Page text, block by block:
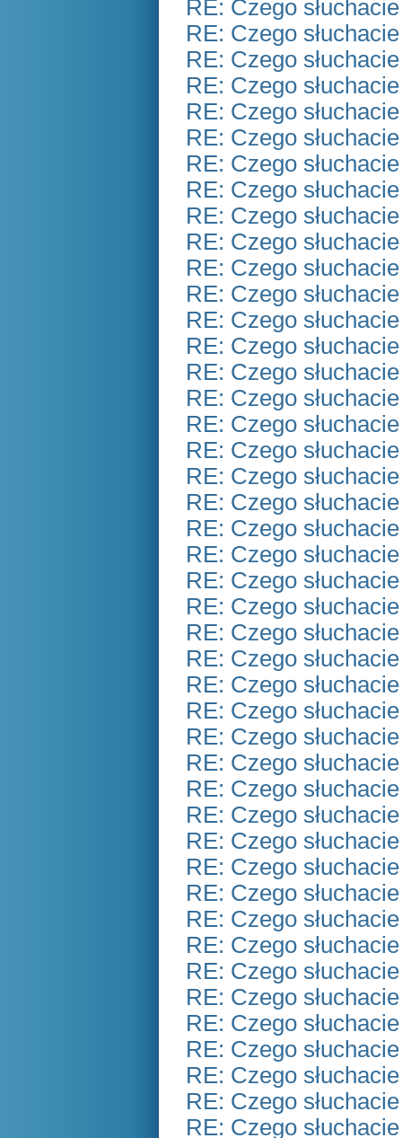
RE: Czego
RE: Czego
RE: Czego
RE: Czego
RE: Czego
RE: Czego
RE: Czego
RE: Czego
RE: Czego
RE: Czego
RE: Czego
RE: Czego
RE: Czego
RE: Czego
RE: Czego
RE: Czego
RE: Czego
RE: Czego
RE: Czego
RE: Czego
RE: Czego
RE: Czego
RE: Czego
RE: Czego
RE: Czego
RE: Czego
RE: Czego
RE: Czego
RE: Czego
RE: Czego
RE: Czego
RE: Czego
RE: Czego
RE: Czego
RE: Czego
RE: Czego
RE: Czego
RE: Czego
RE: Czego
RE: Czego
RE: Czego
RE: Czego
RE: Czego
RE: Czego